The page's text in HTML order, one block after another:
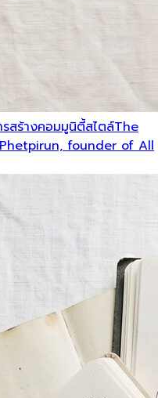
สร้างคอมมูนิตี้สไตล์The
founder of All